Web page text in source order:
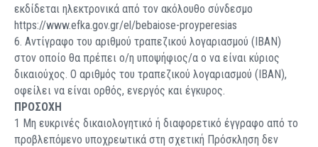
εκδίδεται ηλεκτρονικά από τον ακόλουθο σύνδεσμο
https://www.efka.gov.gr/el/bebaiose-proyperesias
6. Αντίγραφο του αριθμού τραπεζικού λογαριασμού (IBAN)
στον οποίο θα πρέπει ο/η υποψήφιος/α ο να είναι κύριος
δικαιούχος. Ο αριθμός του τραπεζικού λογαριασμού (IBAN),
οφείλει να είναι ορθός, ενεργός και έγκυρος.
ΠΡΟΣΟΧΗ
1 Μη ευκρινές δικαιολογητικό ή διαφορετικό έγγραφο από το
προβλεπόμενο υποχρεωτικά στη σχετική Πρόσκληση δεν